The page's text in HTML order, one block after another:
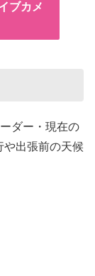
ブカメ
ダー・現在の
や出張前の天候